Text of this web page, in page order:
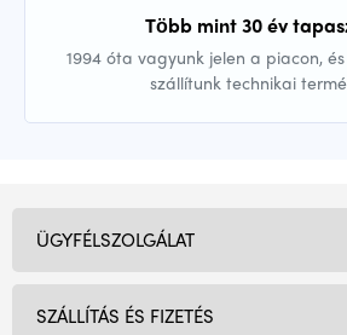
Több mint 30 év
1994 óta vagyunk jelen a piacon,
szállítunk technikai
ÜGYFÉLSZOLGÁLAT
SZÁLLÍTÁS ÉS FIZETÉS